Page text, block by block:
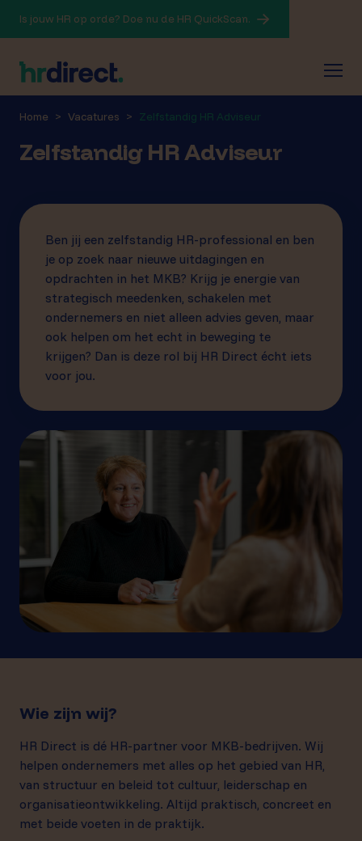
Is jouw HR op orde? Doe nu de HR QuickScan.
Home Vacatures Zelfstandig HR Adviseur
Zelfstandig HR Adviseur
Ben jij een zelfstandig HR-professional en ben
je op zoek naar nieuwe uitdagingen en
opdrachten in het MKB? Krijg je energie van
strategisch meedenken, schakelen met
ondernemers en niet alleen advies geven, maar
ook helpen om het echt in beweging te
krijgen? Dan is deze rol bij HR Direct écht iets
voor jou.
Wie zijn wij?
HR Direct is dé HR-partner voor MKB-bedrijven. Wij
helpen ondernemers met alles op het gebied van HR,
van structuur en beleid tot cultuur, leiderschap en
organisatieontwikkeling. Altijd praktisch, concreet en
met beide voeten in de praktijk.